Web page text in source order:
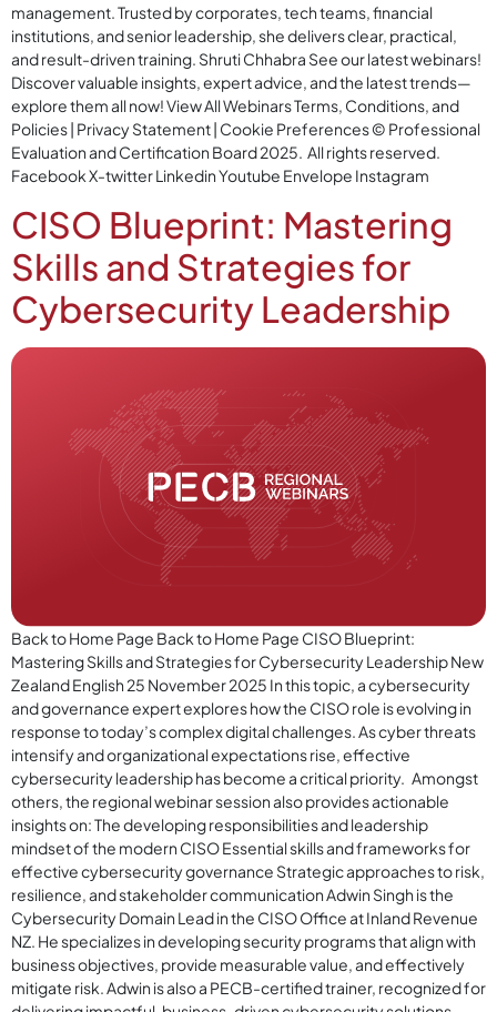
management. Trusted by corporates, tech teams, financial
institutions, and senior leadership, she delivers clear, practical,
and result-driven training. Shruti Chhabra See our latest webinars!
Discover valuable insights, expert advice, and the latest trends—
explore them all now! View All Webinars Terms, Conditions, and
Policies | Privacy Statement | Cookie Preferences © Professional
Evaluation and Certification Board 2025. All rights reserved.
Facebook X-twitter Linkedin Youtube Envelope Instagram
CISO Blueprint: Mastering
Skills and Strategies for
Cybersecurity Leadership
Back to Home Page Back to Home Page CISO Blueprint:
Mastering Skills and Strategies for Cybersecurity Leadership New
Zealand English 25 November 2025 In this topic, a cybersecurity
and governance expert explores how the CISO role is evolving in
response to today’s complex digital challenges. As cyber threats
intensify and organizational expectations rise, effective
cybersecurity leadership has become a critical priority. Amongst
others, the regional webinar session also provides actionable
insights on: The developing responsibilities and leadership
mindset of the modern CISO Essential skills and frameworks for
effective cybersecurity governance Strategic approaches to risk,
resilience, and stakeholder communication Adwin Singh is the
Cybersecurity Domain Lead in the CISO Office at Inland Revenue
NZ. He specializes in developing security programs that align with
business objectives, provide measurable value, and effectively
mitigate risk. Adwin is also a PECB-certified trainer, recognized for